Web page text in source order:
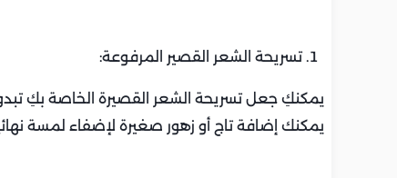
تسريحة الشعر القصير المرفوعة:
يمكنكِ جعل تسريحة الشعر القصيرة الخاصة بكِ
يمكنك إضافة تاج أو زهور صغيرة لإضفاء لمسة